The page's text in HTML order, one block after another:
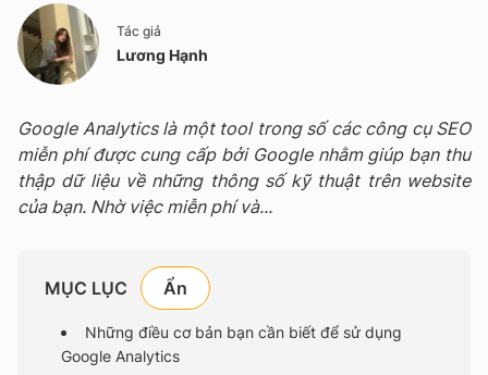
Tác giả
Lương Hạnh
Google Analytics là một tool trong số các công cụ SEO
miễn phí được cung cấp bởi Google nhằm giúp bạn thu
thập dữ liệu về những thông số kỹ thuật trên website
của bạn. Nhờ việc miễn phí và...
MỤC LỤC
Những điều cơ bản bạn cần biết để sử dụng
Google Analytics